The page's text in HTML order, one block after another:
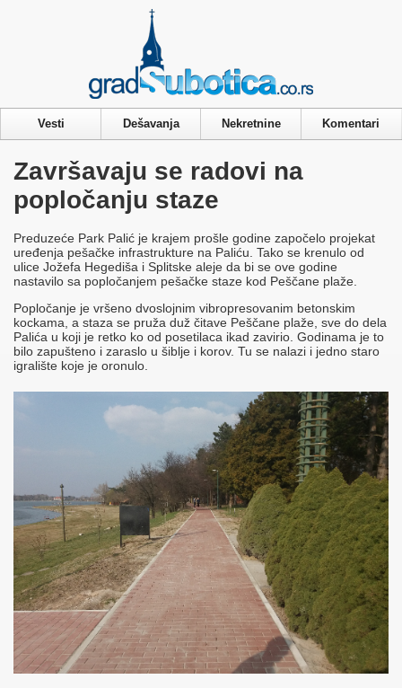
Vesti Dešavanja Nekretnine Komentari
Završavaju se radovi na
popločanju staze
Preduzeće Park Palić je krajem prošle godine započelo projekat
uređenja pešačke infrastrukture na Paliću. Tako se krenulo od
ulice Jožefa Hegediša i Splitske aleje da bi se ove godine
nastavilo sa popločanjem pešačke staze kod Peščane plaže.
Popločanje je vršeno dvoslojnim vibropresovanim betonskim
kockama, a staza se pruža duž čitave Peščane plaže, sve do dela
Palića u koji je retko ko od posetilaca ikad zavirio. Godinama je to
bilo zapušteno i zaraslo u šiblje i korov. Tu se nalazi i jedno staro
igralište koje je oronulo.
Privacy & Cookies Policy